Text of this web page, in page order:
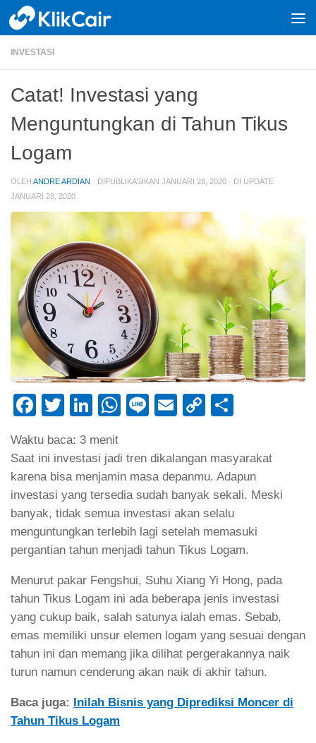
Skip to content
INVESTASI
Catat! Investasi yang
Menguntungkan di Tahun Tikus
Logam
OLEH ANDRE ARDIAN · DIPUBLIKASIKAN JANUARI 28, 2020 · DI UPDATE
JANUARI 28, 2020
Facebook
TwitterLinkedIn
WhatsApp
LineEmailCopy
Waktu baca: 3 menit
Saat ini investasi jadi tren dikalangan masyarakat
karena bisa menjamin masa depanmu. Adapun
investasi yang tersedia sudah banyak sekali. Meski
banyak, tidak semua investasi akan selalu
menguntungkan terlebih lagi setelah memasuki
pergantian tahun menjadi tahun Tikus Logam.
Menurut pakar Fengshui, Suhu Xiang Yi Hong, pada
tahun Tikus Logam ini ada beberapa jenis investasi
yang cukup baik, salah satunya ialah emas. Sebab,
emas memiliki unsur elemen logam yang sesuai dengan
tahun ini dan memang jika dilihat pergerakannya naik
turun namun cenderung akan naik di akhir tahun.
Baca juga: Inilah Bisnis yang Diprediksi Moncer di
Tahun Tikus Logam